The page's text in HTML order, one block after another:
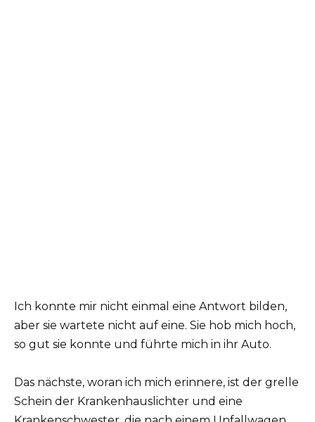
Ich konnte mir nicht einmal eine Antwort bilden,
aber sie wartete nicht auf eine. Sie hob mich hoch,
so gut sie konnte und führte mich in ihr Auto.
Das nächste, woran ich mich erinnere, ist der grelle
Schein der Krankenhauslichter und eine